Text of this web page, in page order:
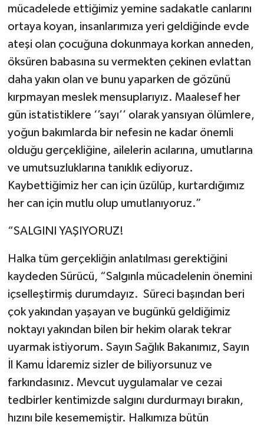
mücadelede ettiğimiz yemine sadakatle canlarını
ortaya koyan, insanlarımıza yeri geldiğinde evde
ateşi olan çocuğuna dokunmaya korkan anneden,
öksüren babasına su vermekten çekinen evlattan
daha yakın olan ve bunu yaparken de gözünü
kırpmayan meslek mensuplarıyız. Maalesef her
gün istatistiklere ‘’sayı’’ olarak yansıyan ölümlere,
yoğun bakımlarda bir nefesin ne kadar önemli
olduğu gerçekliğine, ailelerin acılarına, umutlarına
ve umutsuzluklarına tanıklık ediyoruz.
Kaybettiğimiz her can için üzülüp, kurtardığımız
her can için mutlu olup umutlanıyoruz.”
“SALGINI YAŞIYORUZ!
Halka tüm gerçekliğin anlatılması gerektiğini
kaydeden Sürücü, “Salgınla mücadelenin önemini
içselleştirmiş durumdayız. Süreci başından beri
çok yakından yaşayan ve bugünkü geldiğimiz
noktayı yakından bilen bir hekim olarak tekrar
uyarmak istiyorum. Sayın Sağlık Bakanımız, Sayın
İl Kamu İdaremiz sizler de biliyorsunuz ve
farkındasınız. Mevcut uygulamalar ve cezai
tedbirler kentimizde salgını durdurmayı bırakın,
hızını bile kesememiştir. Halkımıza bütün